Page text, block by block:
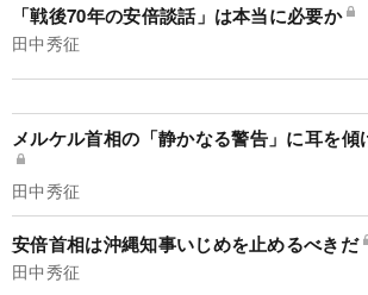
「戦後70年の安倍談話」は本当に必要か
田中秀征
メルケル首相の「静かなる警告」に耳を傾
田中秀征
安倍首相は沖縄知事いじめを止めるべきだ
田中秀征